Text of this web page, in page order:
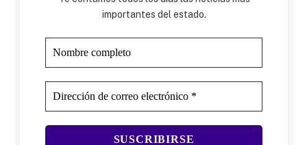
importantes del estado.